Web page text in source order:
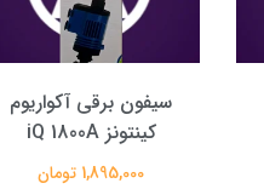
سیفون برقی آکواریوم
کینتونز iQ 1800A
1,895,000 تومان